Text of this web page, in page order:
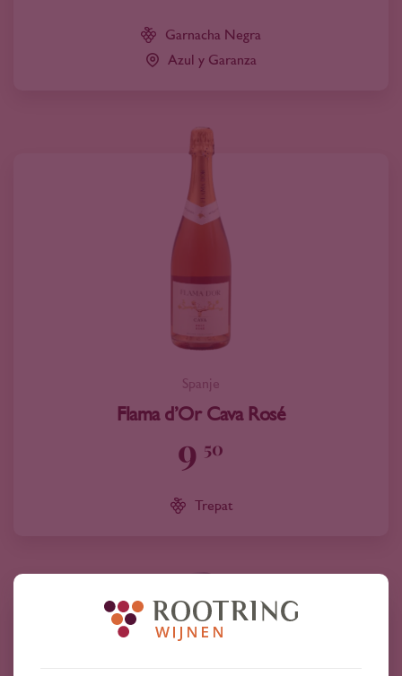
Garnacha Negra
Azul y Garanza
Spanje
Flama d’Or Cava Rosé
9 50
Trepat